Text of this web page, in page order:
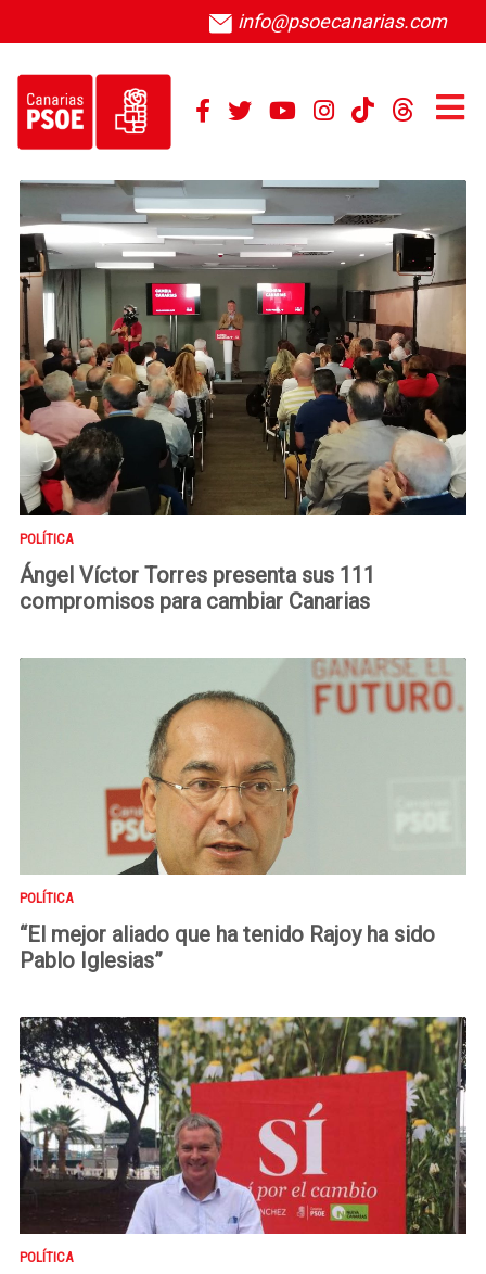
info@psoecanarias.com
POLÍTICA
Ángel Víctor Torres presenta sus 111
compromisos para cambiar Canarias
POLÍTICA
“El mejor aliado que ha tenido Rajoy ha sido
Pablo Iglesias”
POLÍTICA